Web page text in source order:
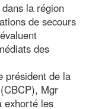
la région
de secours
des
président de la
Mgr
exhorté les